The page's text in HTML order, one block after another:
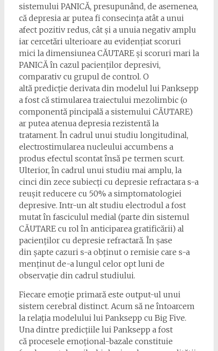
sistemului PANICĂ, presupunând, de asemenea,
că depresia ar putea fi consecința atât a unui
afect pozitiv redus, cât și a unuia negativ amplu
iar cercetări ulterioare au evidențiat scoruri
mici la dimensiunea CĂUTARE și scoruri mari la
PANICĂ în cazul pacienților depresivi,
comparativ cu grupul de control. O
altă predicție derivata din modelul lui Panksepp
a fost că stimularea traiectului mezolimbic (o
componentă pincipală a sistemului CĂUTARE)
ar putea atenua depresia rezistentă la
tratament. În cadrul unui studiu longitudinal,
electrostimularea nucleului accumbens a
produs efectul scontat însă pe termen scurt.
Ulterior, în cadrul unui studiu mai amplu, la
cinci din zece subiecți cu depresie refractara s-a
reușit reducere cu 50% a simptomatologiei
depresive. Intr-un alt studiu electrodul a fost
mutat în fasciculul medial (parte din sistemul
CĂUTARE cu rol în anticiparea gratificării) al
pacienților cu depresie refractară. În șase
din șapte cazuri s-a obținut o remisie care s-a
menținut de-a lungul celor opt luni de
observație din cadrul studiului.
Fiecare emoţie primară este output-ul unui
sistem cerebral distinct. Acum să ne întoarcem
la relaţia modelului lui Panksepp cu Big Five.
Una dintre predicțiile lui Panksepp a fost
că procesele emoțional-bazale constituie